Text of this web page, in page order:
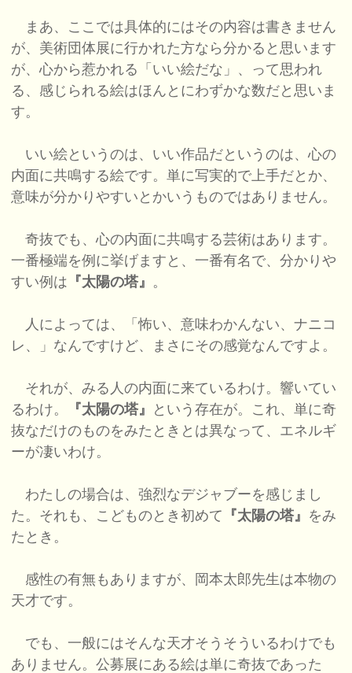
まあ、ここでは具体的にはその内容は書きません
が、美術団体展に行かれた方なら分かると思います
が、心から惹かれる「いい絵だな」、って思われ
る、感じられる絵はほんとにわずかな数だと思いま
す。
いい絵というのは、いい作品だというのは、心の
内面に共鳴する絵です。単に写実的で上手だとか、
意味が分かりやすいとかいうものではありません。
奇抜でも、心の内面に共鳴する芸術はあります。
一番極端を例に挙げますと、一番有名で、分かりや
すい例は 『太陽の塔』 。
人によっては、「怖い、意味わかんない、ナニコ
レ、」なんですけど、まさにその感覚なんですよ。
それが、みる人の内面に来ているわけ。響いてい
るわけ。
『太陽の塔』
という存在が。これ、単に奇
抜なだけのものをみたときとは異なって、エネルギ
ーが凄いわけ。
わたしの場合は、強烈なデジャブーを感じまし
た。それも、こどものとき初めて
『太陽の塔』 をみ
たとき。
感性の有無もありますが、岡本太郎先生は本物の
天才です。
でも、一般にはそんな天才そうそういるわけでも
ありません。公募展にある絵は単に奇抜であった